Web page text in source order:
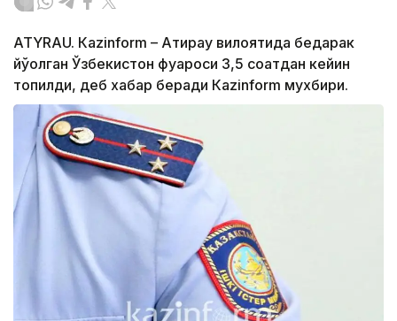
ATYRAU. Кazinform – Атирау вилоятида бедарак
йўқолган Ўзбекистон фуқароси 3,5 соатдан кейин
топилди, деб хабар беради Кazinform мухбири.